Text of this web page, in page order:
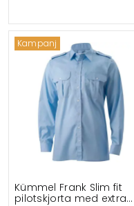
Kampanj
Kümmel Frank Slim fit
pilotskjorta med extra